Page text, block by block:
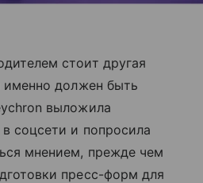
стоит другая
именно должен быть
выложила
соцсети и попросила
мнением, прежде чем
пресс-форм для